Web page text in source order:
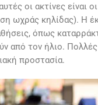
οι ακτίνες είναι
ωχράς κηλίδας). Η
όπως
από τον ήλιο.
προστασία.